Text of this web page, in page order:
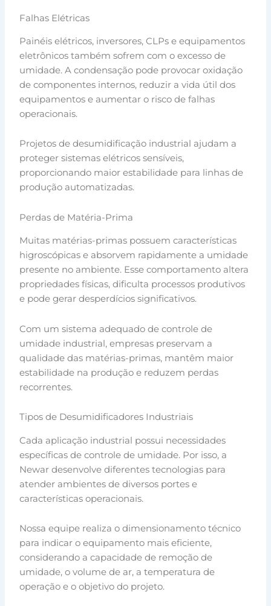
Falhas Elétricas
Painéis elétricos, inversores, CLPs e equipamentos
eletrônicos também sofrem com o excesso de
umidade. A condensação pode provocar oxidação
de componentes internos, reduzir a vida útil dos
equipamentos e aumentar o risco de falhas
operacionais.
Projetos de desumidificação industrial ajudam a
proteger sistemas elétricos sensíveis,
proporcionando maior estabilidade para linhas de
produção automatizadas.
Perdas de Matéria-Prima
Muitas matérias-primas possuem características
higroscópicas e absorvem rapidamente a umidade
presente no ambiente. Esse comportamento altera
propriedades físicas, dificulta processos produtivos
e pode gerar desperdícios significativos.
Com um sistema adequado de controle de
umidade industrial, empresas preservam a
qualidade das matérias-primas, mantêm maior
estabilidade na produção e reduzem perdas
recorrentes.
Tipos de Desumidificadores Industriais
Cada aplicação industrial possui necessidades
específicas de controle de umidade. Por isso, a
Newar desenvolve diferentes tecnologias para
atender ambientes de diversos portes e
características operacionais.
Nossa equipe realiza o dimensionamento técnico
para indicar o equipamento mais eficiente,
considerando a capacidade de remoção de
umidade, o volume de ar, a temperatura de
operação e o objetivo do projeto.